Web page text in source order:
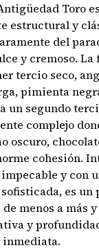
Toro
estructural y
del
y cremoso.
tercio seco,
pimienta
un segundo
complejo
oscuro,
cohesión.
y con
es un
menos a más
y